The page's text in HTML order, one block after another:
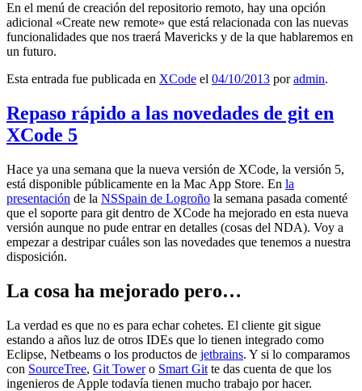
En el menú de creación del repositorio remoto, hay una opción
adicional «Create new remote» que está relacionada con las nuevas
funcionalidades que nos traerá Mavericks y de la que hablaremos en
un futuro.
Esta entrada fue publicada en XCode el 04/10/2013 poradmin.
Repaso rápido a las novedades de git en
XCode 5
Hace ya una semana que la nueva versión de XCode, la versión 5,
está disponible públicamente en la Mac App Store. En la
presentación de la NSSpain de Logroño la semana pasada comenté
que el soporte para git dentro de XCode ha mejorado en esta nueva
versión aunque no pude entrar en detalles (cosas del NDA). Voy a
empezar a destripar cuáles son las novedades que tenemos a nuestra
disposición.
La cosa ha mejorado pero…
La verdad es que no es para echar cohetes. El cliente git sigue
estando a años luz de otros IDEs que lo tienen integrado como
Eclipse, Netbeams o los productos de jetbrains. Y si lo comparamos
con SourceTree, Git Towero Smart Git te das cuenta de que los
ingenieros de Apple todavía tienen mucho trabajo por hacer.